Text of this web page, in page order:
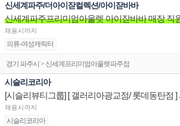
신세계파주/더아이잗컬렉션/아이잗바바
채용시까지
의류-여성캐릭터
경기 파주시 > 신세계프리미엄아울렛파주점
시슬리코리아
채용시까지
시슬리코리아